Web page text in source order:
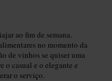
ao fim de semana.
no momento da
de vinhos se quiser uma
o casual e o elegante e
o serviço.